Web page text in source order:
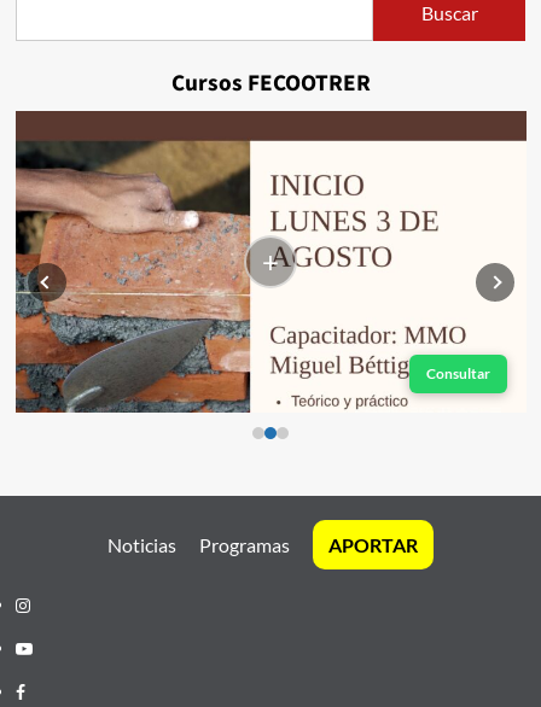
Buscar
Cursos FECOOTRER
+
Consultar
Noticias Programas APORTAR
Instagram
Youtube
Facebook